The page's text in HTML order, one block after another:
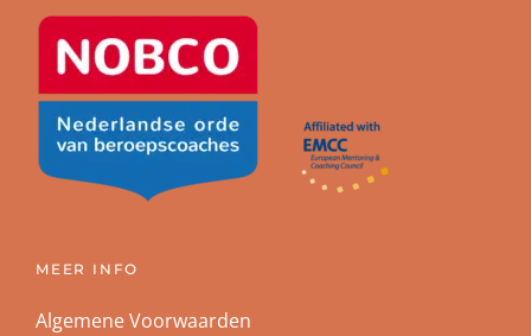
MEER INFO
Algemene Voorwaarden